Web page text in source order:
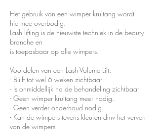
Het gebruik van een wimper krultang wordt
hiermee overbodig.
Lash lifting is de nieuwste techniek in de beauty
branche en
is toepasbaar op alle wimpers.
Voordelen van een Lash Volume Lift:
- Blijft tot wel 6 weken zichtbaar
- Is onmiddellijk na de behandeling zichtbaar
- Geen wimper krultang meer nodig.
- Geen verder onderhoud nodig
- Kan de wimpers tevens kleuren dmv het verven
van de wimpers